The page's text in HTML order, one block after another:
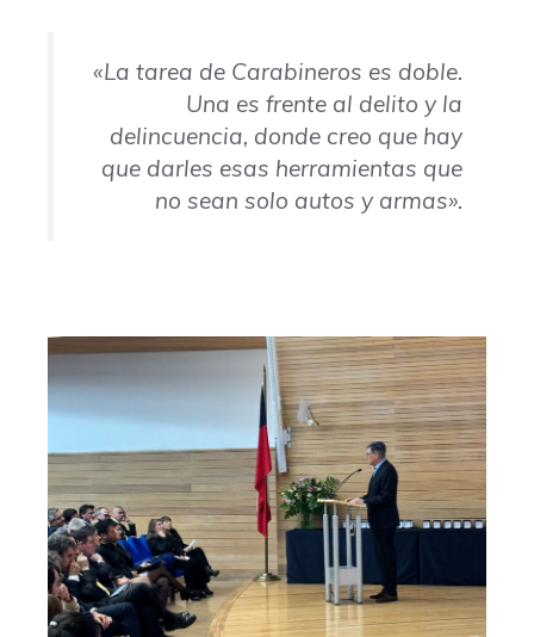
«La tarea de Carabineros es doble.
Una es frente al delito y la
delincuencia, donde creo que hay
que darles esas herramientas que
no sean solo autos y armas».